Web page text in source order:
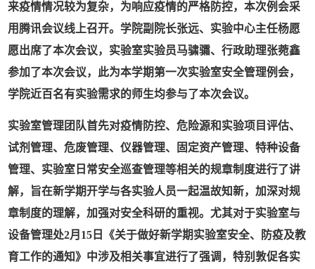
来疫情情况较为复杂，为响应疫情的严格防控，本次例会采
用腾讯会议线上召开。学院副院长张远、实验中心主任杨愿
愿出席了本次会议，实验室实验员马骕骦、行政助理张菀鑫
参加了本次会议，此为本学期第一次实验室安全管理例会，
学院近百名有实验需求的师生均参与了本次会议。
实验室管理团队首先对疫情防控、危险源和实验项目评估、
试剂管理、危废管理、仪器管理、固定资产管理、特种设备
管理、实验室日常安全巡查管理等相关的规章制度进行了讲
解，旨在新学期开学与各实验人员一起温故知新，加深对规
章制度的理解，加强对安全科研的重视。尤其对于实验室与
设备管理处2月15日《关于做好新学期实验室安全、防疫及教
育工作的通知》中涉及相关事宜进行了强调，特别敦促各实